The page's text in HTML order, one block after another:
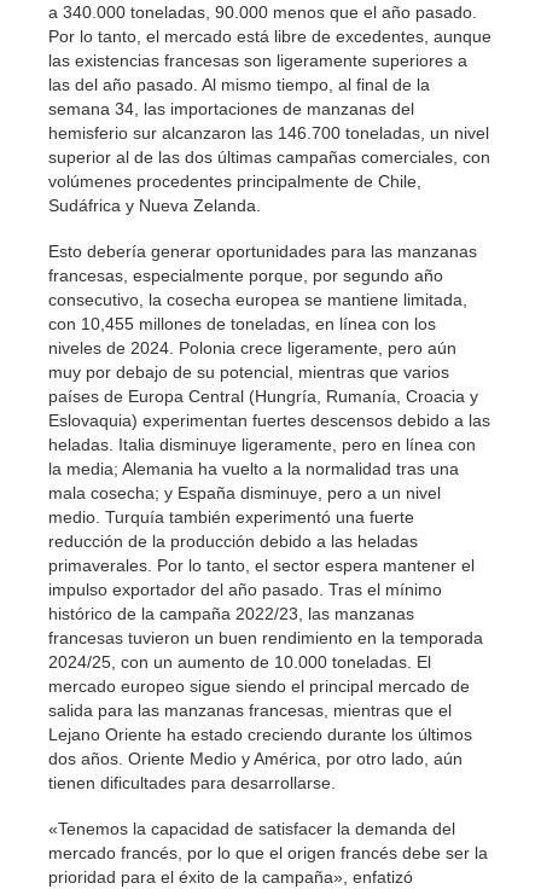
a 340.000 toneladas, 90.000 menos que el año pasado.
Por lo tanto, el mercado está libre de excedentes, aunque
las existencias francesas son ligeramente superiores a
las del año pasado. Al mismo tiempo, al final de la
semana 34, las importaciones de manzanas del
hemisferio sur alcanzaron las 146.700 toneladas, un nivel
superior al de las dos últimas campañas comerciales, con
volúmenes procedentes principalmente de Chile,
Sudáfrica y Nueva Zelanda.
Esto debería generar oportunidades para las manzanas
francesas, especialmente porque, por segundo año
consecutivo, la cosecha europea se mantiene limitada,
con 10,455 millones de toneladas, en línea con los
niveles de 2024. Polonia crece ligeramente, pero aún
muy por debajo de su potencial, mientras que varios
países de Europa Central (Hungría, Rumanía, Croacia y
Eslovaquia) experimentan fuertes descensos debido a las
heladas. Italia disminuye ligeramente, pero en línea con
la media; Alemania ha vuelto a la normalidad tras una
mala cosecha; y España disminuye, pero a un nivel
medio. Turquía también experimentó una fuerte
reducción de la producción debido a las heladas
primaverales. Por lo tanto, el sector espera mantener el
impulso exportador del año pasado. Tras el mínimo
histórico de la campaña 2022/23, las manzanas
francesas tuvieron un buen rendimiento en la temporada
2024/25, con un aumento de 10.000 toneladas. El
mercado europeo sigue siendo el principal mercado de
salida para las manzanas francesas, mientras que el
Lejano Oriente ha estado creciendo durante los últimos
dos años. Oriente Medio y América, por otro lado, aún
tienen dificultades para desarrollarse.
«Tenemos la capacidad de satisfacer la demanda del
mercado francés, por lo que el origen francés debe ser la
prioridad para el éxito de la campaña», enfatizó